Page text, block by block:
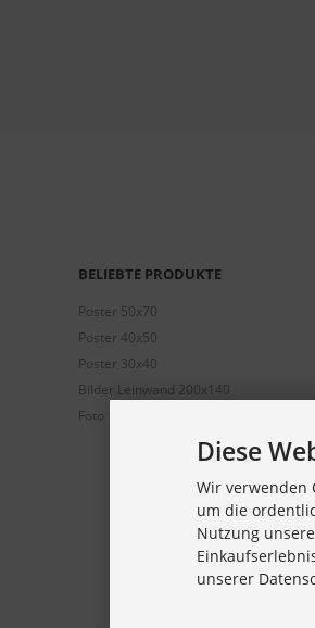
BELIEBTE PRODUKTE
Poster 50x70
Poster 40x50
Poster 30x40
Bilder Leinwand 200x140
Foto 13x18
Diese
Wir verwenden
um die
Nutzung
unserer